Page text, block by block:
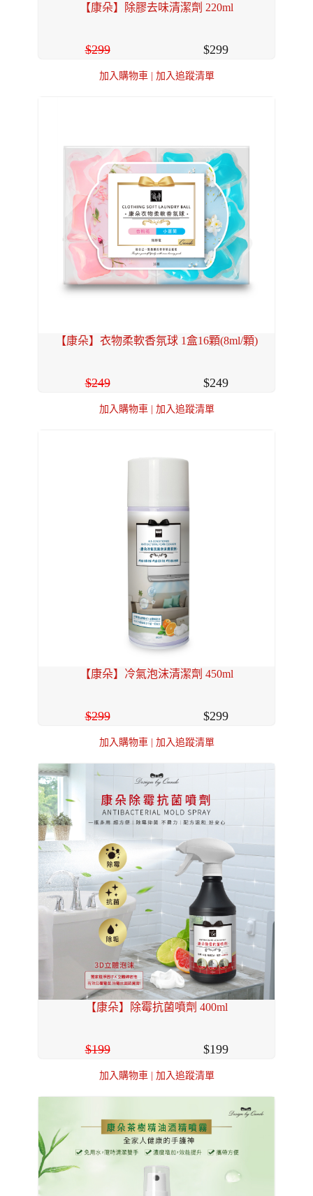
【康朵】除膠去味清潔劑 220ml
299 299
加入購物車 | 加入追蹤清單
【康朵】衣物柔軟香氛球 1盒16顆(8ml/顆)
249 249
加入購物車 | 加入追蹤清單
【康朵】冷氣泡沫清潔劑 450ml
299 299
加入購物車 | 加入追蹤清單
【康朵】除霉抗菌噴劑 400ml
199 199
加入購物車 | 加入追蹤清單